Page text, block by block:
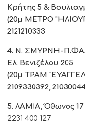
Κρήτης 5 &
(20μ ΜΕΤΡΟ
2121210333
4. Ν. ΣΜΥΡΝΗ-
Ελ. Βενιζέλου 205
(20μ ΤΡΑΜ
2109330392,
5. ΛΑΜΙΑ, Όθωνος 17
2231 400 127